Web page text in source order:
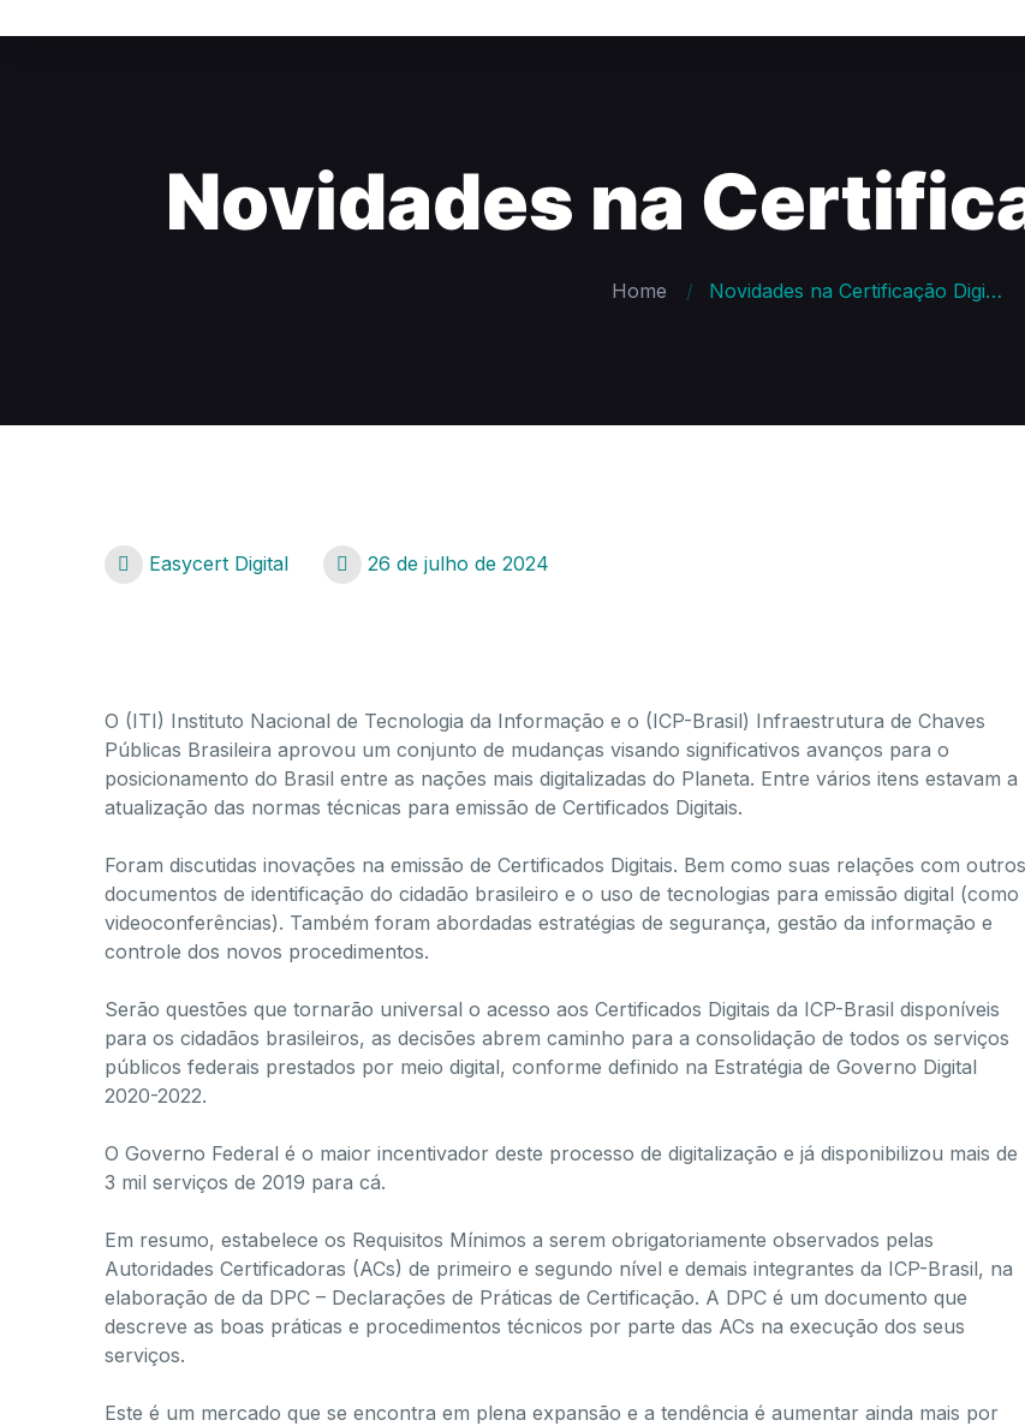
Novidades na
Home Novidades na Certificação Digital
Easycert Digital 26 de julho de 2024
O (ITI) Instituto Nacional de Tecnologia da Informação e o (ICP-Brasil) Infraestrutura de Chaves
Públicas Brasileira aprovou um conjunto de mudanças visando significativos avanços para o
posicionamento do Brasil entre as nações mais digitalizadas do Planeta. Entre vários itens estavam a
atualização das normas técnicas para emissão de Certificados Digitais.
Foram discutidas inovações na emissão de Certificados Digitais. Bem como suas relações com outros
documentos de identificação do cidadão brasileiro e o uso de tecnologias para emissão digital (como
videoconferências). Também foram abordadas estratégias de segurança, gestão da informação e
controle dos novos procedimentos.
Serão questões que tornarão universal o acesso aos Certificados Digitais da ICP-Brasil disponíveis
para os cidadãos brasileiros, as decisões abrem caminho para a consolidação de todos os serviços
públicos federais prestados por meio digital, conforme definido na Estratégia de Governo Digital
2020-2022.
O Governo Federal é o maior incentivador deste processo de digitalização e já disponibilizou mais de
3 mil serviços de 2019 para cá.
Em resumo, estabelece os Requisitos Mínimos a serem obrigatoriamente observados pelas
Autoridades Certificadoras (ACs) de primeiro e segundo nível e demais integrantes da ICP-Brasil, na
elaboração de da DPC – Declarações de Práticas de Certificação. A DPC é um documento que
descreve as boas práticas e procedimentos técnicos por parte das ACs na execução dos seus
serviços.
Este é um mercado que se encontra em plena expansão e a tendência é aumentar ainda mais por